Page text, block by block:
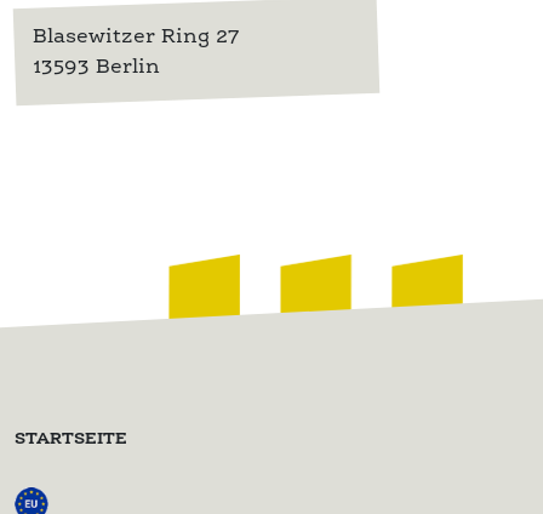
Blasewitzer Ring 27
13593 Berlin
STARTSEITE